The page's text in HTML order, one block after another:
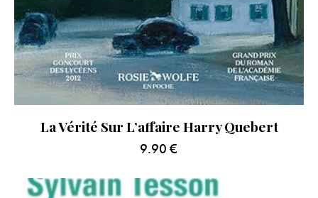
La Vérité Sur L’affaire Harry Quebert
9.90 €